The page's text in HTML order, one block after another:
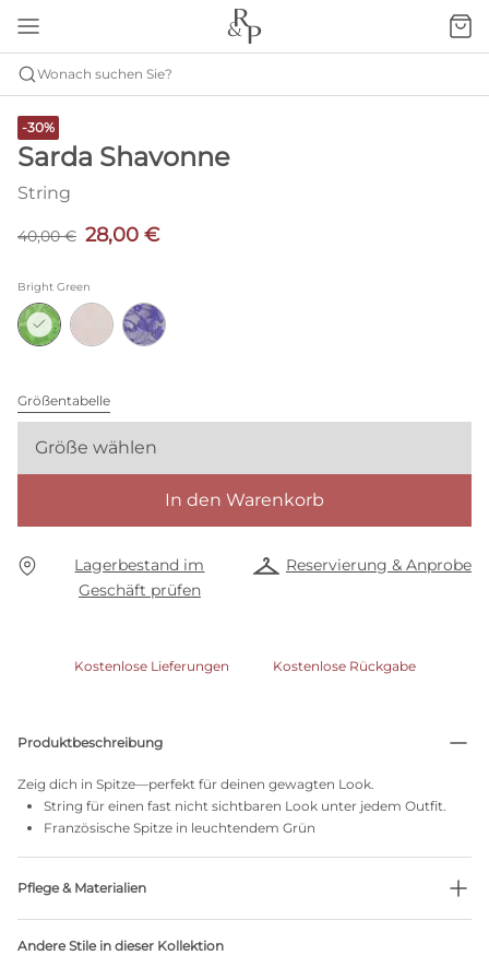
Wonach suchen Sie?
-30%
Sarda Shavonne
String
40,00 € 28,00 €
Bright Green
Größentabelle
Größe wählen
In den Warenkorb
Lagerbestand im
Geschäft prüfen
Reservierung & Anprobe
Kostenlose Lieferungen Kostenlose Rückgabe
Produktbeschreibung
Zeig dich in Spitze—perfekt für deinen gewagten Look.
String für einen fast nicht sichtbaren Look unter jedem Outfit.
Französische Spitze in leuchtendem Grün
Pflege & Materialien
Andere Stile in dieser Kollektion